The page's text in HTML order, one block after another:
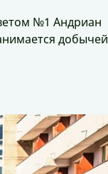
№1 Андриан
добычей